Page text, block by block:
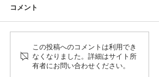
Wordだけで作っちゃおう
～★みことば職人るちゃ
ん('◇')ゞ
コメント
この投稿へのコメントは利用でき
なくなりました。詳細はサイト所
有者にお問い合わせください。